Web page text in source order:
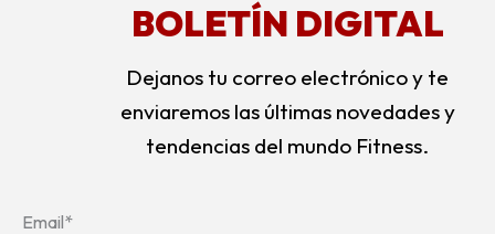
BOLETÍN DIGITAL
Dejanos tu correo electrónico y te
enviaremos las últimas novedades y
tendencias del mundo Fitness.
Email*